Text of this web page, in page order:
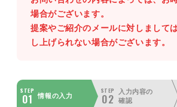
場合がございます。
提案やご紹介のメールに対しまして
し上げられない場合がございます。
STEP
01 情報の入力
STEP
02
入力内容の
確認